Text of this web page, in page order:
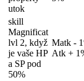
utok
skill
Magnificat
lvl 2, když
je vaše HP
a SP pod
50%
Matk -
Atk +